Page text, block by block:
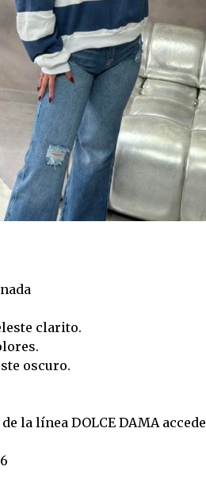
clarito.
oscuro.
la línea DOLCE DAMA